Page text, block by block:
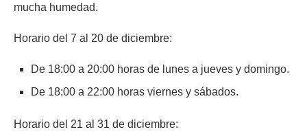
mucha humedad.
Horario del 7 al 20 de diciembre:
De 18:00 a 20:00 horas de lunes a jueves y domingo.
De 18:00 a 22:00 horas viernes y sábados.
Horario del 21 al 31 de diciembre: